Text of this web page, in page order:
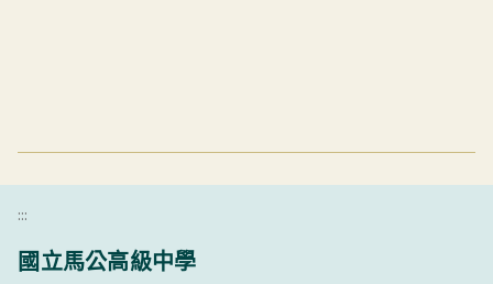
:::
國立馬公高級中學